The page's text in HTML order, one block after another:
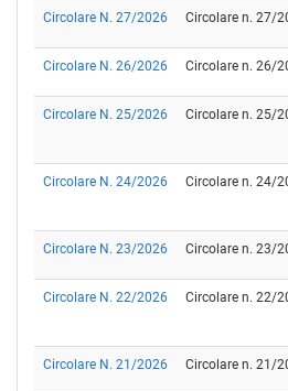
Circolare N. 27/2026 Circolare n. 27/
Circolare N. 26/2026 Circolare n. 26/
Circolare N. 25/2026 Circolare n. 25/
Circolare N. 24/2026 Circolare n. 24/
Circolare N. 23/2026 Circolare n. 23/
Circolare N. 22/2026 Circolare n. 22/
Circolare N. 21/2026 Circolare n. 21/